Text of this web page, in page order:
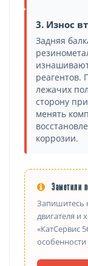
3. Износ
Задняя
реагентов.
лежачих
сторону
менять
коррозии.
Заметили
Запишитесь
двигателя и
«КатСервис